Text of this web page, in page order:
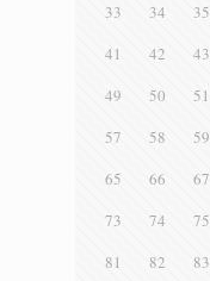
33
34 35
41
42 43
49
50 51
57
58 59
65
66 67
73
74 75
81
82 83